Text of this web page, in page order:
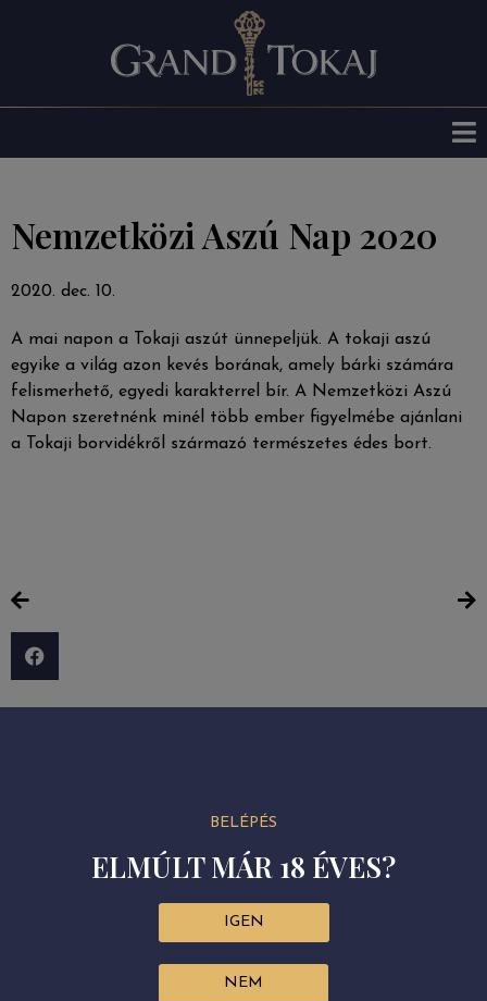
Nemzetközi Aszú Nap 2020
2020. dec. 10.
A mai napon a Tokaji aszút ünnepeljük. A tokaji aszú
egyike a világ azon kevés borának, amely bárki számára
felismerhető, egyedi karakterrel bír. A Nemzetközi Aszú
Napon szeretnénk minél több ember figyelmébe ajánlani
a Tokaji borvidékről származó természetes édes bort.
BELÉPÉS
ELMÚLT MÁR 18 ÉVES?
IGEN
NEM